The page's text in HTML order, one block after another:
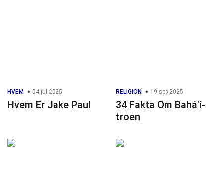
HVEM 04 jul 2025
Hvem Er Jake Paul
RELIGION 19 sep 2025
34 Fakta Om Bahá'í-
troen